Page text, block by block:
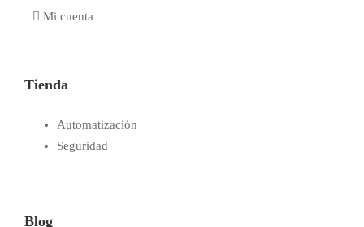
Mi cuenta
Tienda
Automatización
Seguridad
Blog